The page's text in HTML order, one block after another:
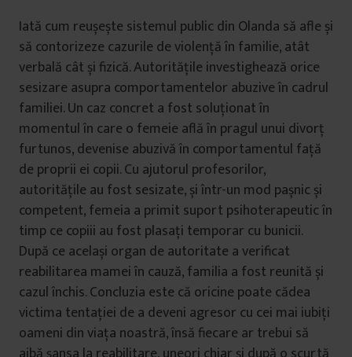
Iată cum reușește sistemul public din Olanda să afle și
să contorizeze cazurile de violență în familie, atât
verbală cât și fizică. Autoritățile investighează orice
sesizare asupra comportamentelor abuzive în cadrul
familiei. Un caz concret a fost soluționat în
momentul în care o femeie află în pragul unui divorț
furtunos, devenise abuzivă în comportamentul față
de proprii ei copii. Cu ajutorul profesorilor,
autoritățile au fost sesizate, și într-un mod pașnic și
competent, femeia a primit suport psihoterapeutic în
timp ce copiii au fost plasați temporar cu bunicii.
După ce același organ de autoritate a verificat
reabilitarea mamei în cauză, familia a fost reunită și
cazul închis. Concluzia este că oricine poate cădea
victima tentației de a deveni agresor cu cei mai iubiți
oameni din viața noastră, însă fiecare ar trebui să